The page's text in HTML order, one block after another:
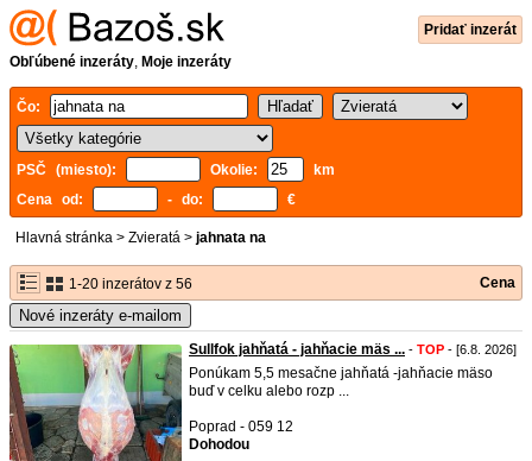
Pridať inzerát
Obľúbené inzeráty, Moje inzeráty
Čo:
PSČ (miesto): Okolie:
km
Cena od:
- do: €
Hlavná stránka > Zvieratá > jahnata na
1-20 inzerátov z 56 Cena
Nové inzeráty e-mailom
Sullfok jahňatá - jahňacie mäs ... - TOP - [6.8. 2026]
Ponúkam 5,5 mesačne jahňatá -jahňacie mäso
buď v celku alebo rozp ...
Poprad - 059 12
Dohodou